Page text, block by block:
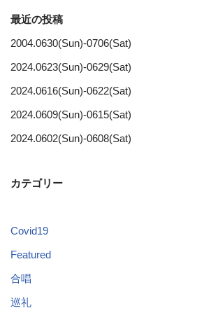
最近の投稿
2004.0630(Sun)-0706(Sat)
2024.0623(Sun)-0629(Sat)
2024.0616(Sun)-0622(Sat)
2024.0609(Sun)-0615(Sat)
2024.0602(Sun)-0608(Sat)
カテゴリー
Covid19
Featured
合唱
巡礼